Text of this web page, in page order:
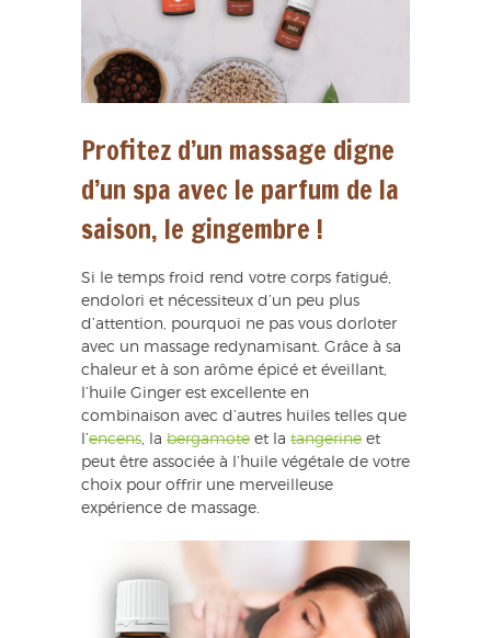
Profitez d’un massage digne
d’un spa avec le parfum de la
saison, le gingembre !
Si le temps froid rend votre corps fatigué,
endolori et nécessiteux d’un peu plus
d’attention, pourquoi ne pas vous dorloter
avec un massage redynamisant. Grâce à sa
chaleur et à son arôme épicé et éveillant,
l’huile Ginger est excellente en
combinaison avec d’autres huiles telles que
l’encens, la bergamote et la tangerine et
peut être associée à l’huile végétale de votre
choix pour offrir une merveilleuse
expérience de massage.